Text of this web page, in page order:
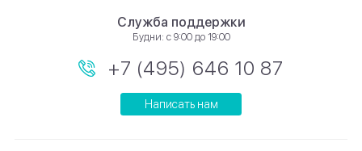
Служба поддержки
Будни: с 9:00 до 19:00
+7 (495) 646 10 87
Написать нам